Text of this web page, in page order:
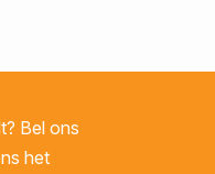
Bel ons
het